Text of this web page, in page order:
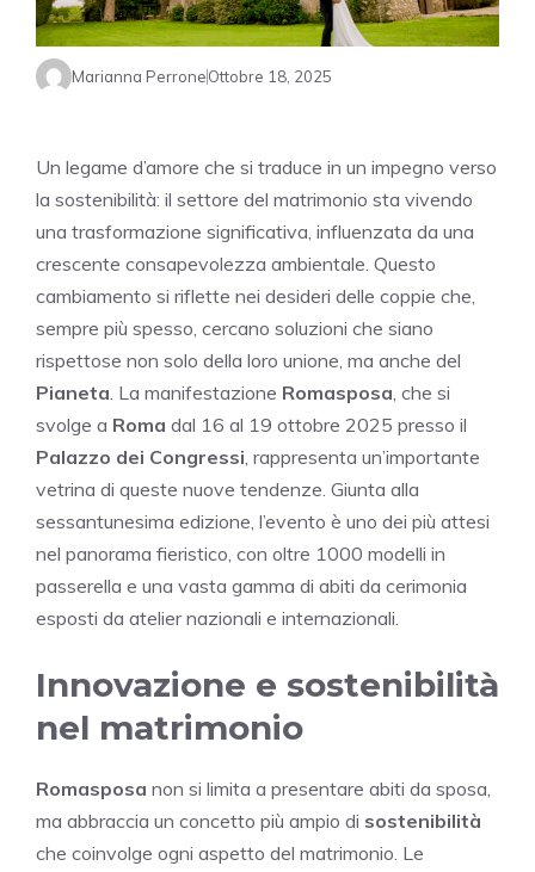
Marianna PerroneOttobre 18, 2025
Un legame d’amore che si traduce in un impegno verso
la sostenibilità: il settore del matrimonio sta vivendo
una trasformazione significativa, influenzata da una
crescente consapevolezza ambientale. Questo
cambiamento si riflette nei desideri delle coppie che,
sempre più spesso, cercano soluzioni che siano
rispettose non solo della loro unione, ma anche del
Pianeta. La manifestazione Romasposa, che si
svolge a Roma dal 16 al 19 ottobre 2025 presso il
Palazzo dei Congressi, rappresenta un’importante
vetrina di queste nuove tendenze. Giunta alla
sessantunesima edizione, l’evento è uno dei più attesi
nel panorama fieristico, con oltre 1000 modelli in
passerella e una vasta gamma di abiti da cerimonia
esposti da atelier nazionali e internazionali.
Innovazione e sostenibilità
nel matrimonio
Romasposa non si limita a presentare abiti da sposa,
ma abbraccia un concetto più ampio di sostenibilità
che coinvolge ogni aspetto del matrimonio. Le